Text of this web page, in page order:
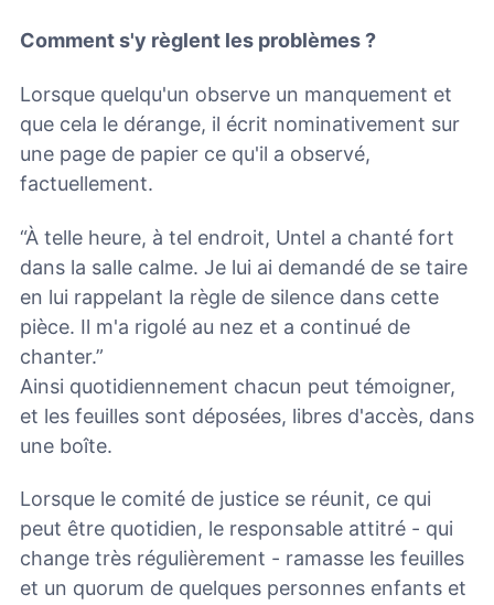
Comment s'y règlent les problèmes ?
Lorsque quelqu'un observe un manquement et
que cela le dérange, il écrit nominativement sur
une page de papier ce qu'il a observé,
factuellement.
“À telle heure, à tel endroit, Untel a chanté fort
dans la salle calme. Je lui ai demandé de se taire
en lui rappelant la règle de silence dans cette
pièce. Il m'a rigolé au nez et a continué de
chanter.”
Ainsi quotidiennement chacun peut témoigner,
et les feuilles sont déposées, libres d'accès, dans
une boîte.
Lorsque le comité de justice se réunit, ce qui
peut être quotidien, le responsable attitré - qui
change très régulièrement - ramasse les feuilles
et un quorum de quelques personnes enfants et